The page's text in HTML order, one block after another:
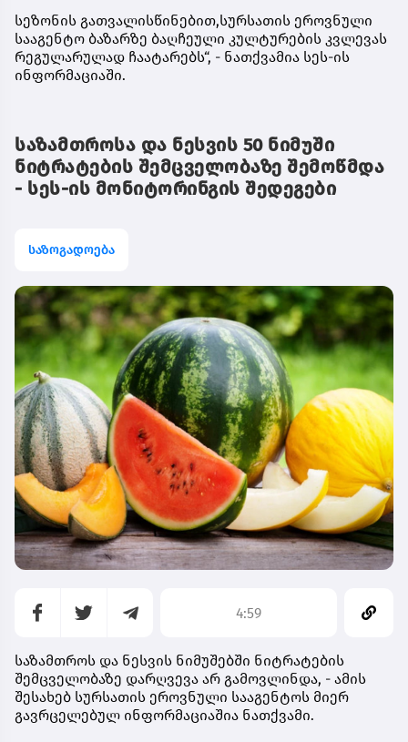
სეზონის გათვალისწინებით,სურსათის ეროვნული
სააგენტო ბაზარზე ბაღჩეული კულტურების კვლევას
რეგულარულად ჩაატარებს“, - ნათქვამია სეს-ის
ინფორმაციაში.
საზამთროსა და ნესვის 50 ნიმუში
ნიტრატების შემცველობაზე შემოწმდა
- სეს-ის მონიტორინგის შედეგები
საზოგადოება
4:59
საზამთროს და ნესვის ნიმუშებში ნიტრატების
შემცველობაზე დარღვევა არ გამოვლინდა, - ამის
შესახებ სურსათის ეროვნული სააგენტოს მიერ
გავრცელებულ ინფორმაციაშია ნათქვამი.